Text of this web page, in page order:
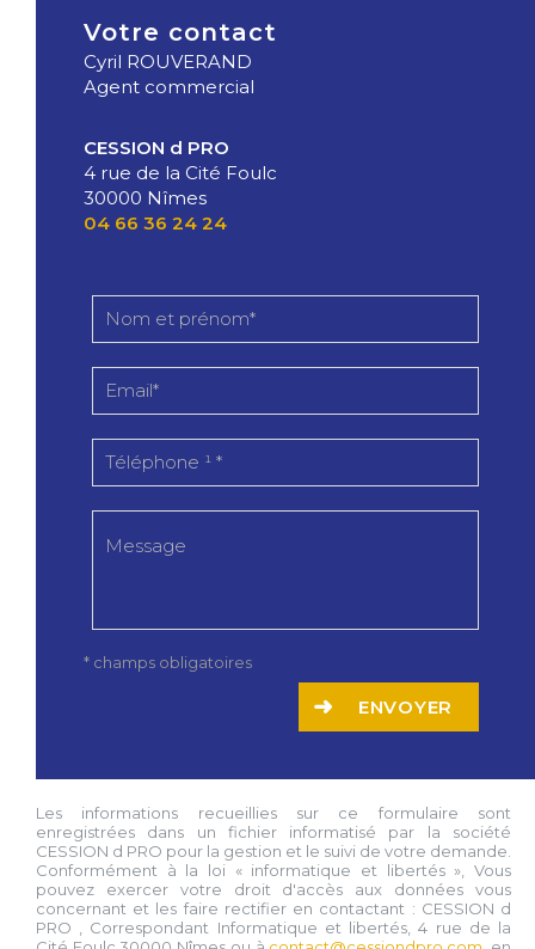
Votre contact
Cyril ROUVERAND
Agent commercial
CESSION d PRO
4 rue de la Cité Foulc
30000 Nîmes
04 66 36 24 24
* champs obligatoires
ENVOYER
Les informations recueillies sur ce formulaire sont
enregistrées dans un fichier informatisé par la société
CESSION d PRO pour la gestion et le suivi de votre demande.
Conformément à la loi « informatique et libertés », Vous
pouvez exercer votre droit d'accès aux données vous
concernant et les faire rectifier en contactant : CESSION d
PRO
, Correspondant Informatique et libertés,4 rue de la